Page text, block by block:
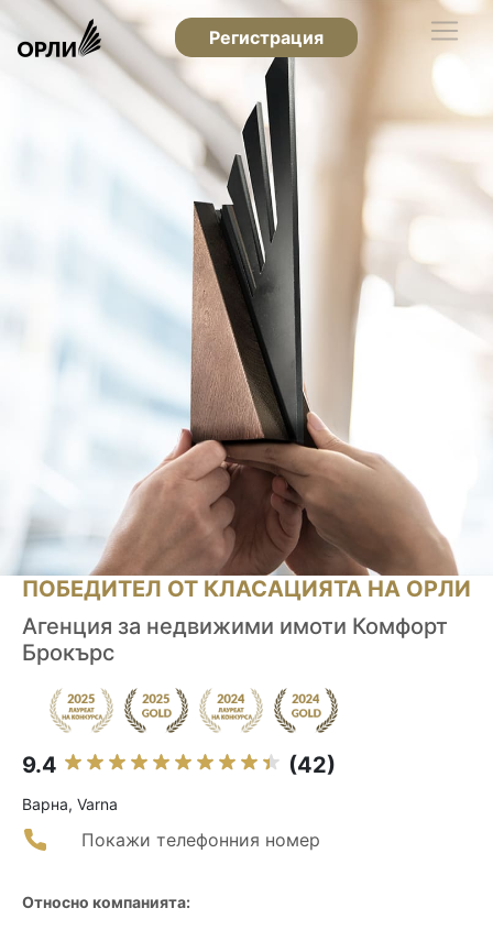
Регистрация
ПОБЕДИТЕЛ ОТ КЛАСАЦИЯТА НА ОРЛИ
Агенция за недвижими имоти Комфорт
Брокърс
9.4 (42)
Варна, Varna
Покажи телефонния номер
Относно компанията: